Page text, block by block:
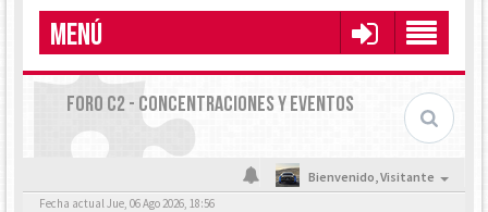
MENÚ
FORO C2 - CONCENTRACIONES Y EVENTOS
Bienvenido,Visitante
Fecha actual Jue, 06 Ago 2026, 18:56